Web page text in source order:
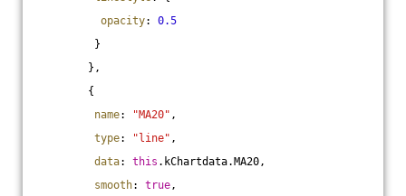
opacity: 0.5
}
},
{
name: "MA20" ,
type: "line" ,
data: this .kChartdata.MA20,
smooth: true,